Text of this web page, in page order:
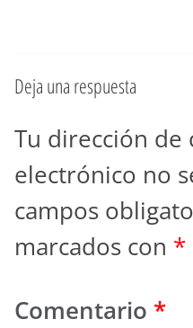
Deja una respuesta
Tu dirección de
electrónico no
campos
marcados con *
Comentario *